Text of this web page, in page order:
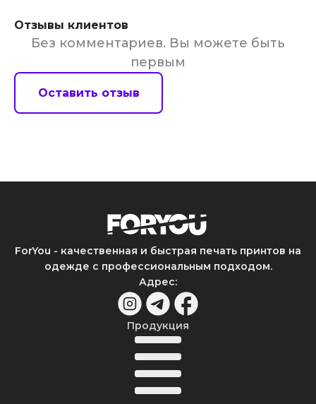
Отзывы клиентов
Без комментариев. Вы можете быть
первым
Оставить отзыв
ForYou - качественная и быстрая печать принтов на
одежде с профессиональным подходом.
Адрес:
Продукция